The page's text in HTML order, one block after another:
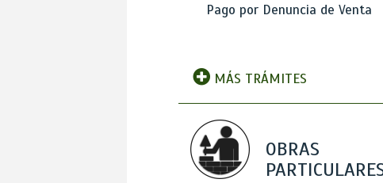
Pago por Denuncia de Venta
MÁS TRÁMITES
OBRAS